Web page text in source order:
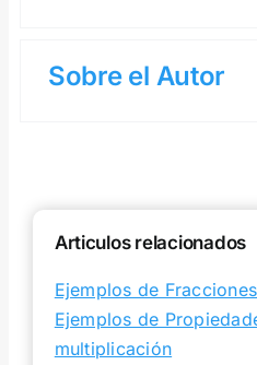
Sobre el Autor
Articulos relacionados
Ejemplos de
Ejemplos de
multiplicación